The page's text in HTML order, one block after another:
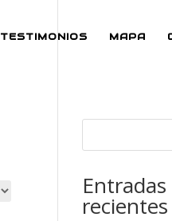
TESTIMONIOS MAPA
Entradas
recientes